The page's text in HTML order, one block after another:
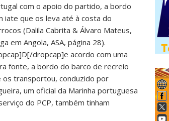
com o apoio do partido, a bordo
iate que os leva até à costa do
(Dalila Cabrita & Álvaro Mateus,
em Angola, ASA, página 28).
dropcap]e acordo com uma
fonte, a bordo do barco de recreio
os transportou, conduzido por
um oficial da Marinha portuguesa
do PCP, também tinham